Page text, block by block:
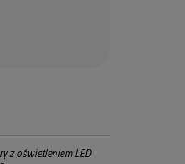
z oświetleniem LED